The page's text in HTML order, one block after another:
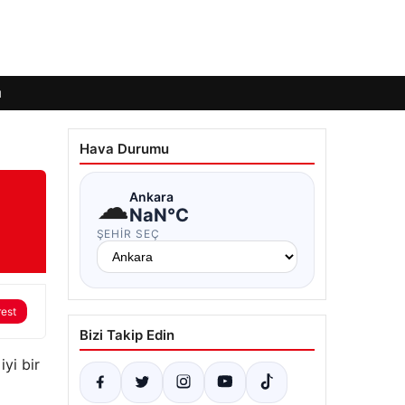
iyi bir
Hava Durumu
☁Ankara
NaN°C
ŞEHIR SEÇ
Bizi Takip Edin